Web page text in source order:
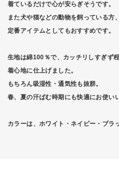
着ているだけで心が安らぎそうです。
また犬や猫などの動物を飼っている方
定番アイテムとしてもおすすめです。
生地は綿100％で、カッチリしすぎず
着心地に仕上げました。
もちろん吸湿性・通気性も抜群。
春、夏の汗ばむ時期にも快適にお使い
カラーは、ホワイト・ネイビー・ブラ